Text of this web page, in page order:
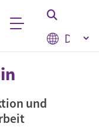
Select
und